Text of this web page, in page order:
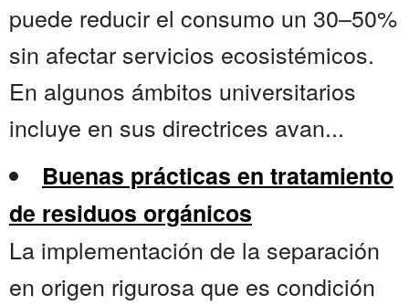
puede reducir el consumo un 30–50%
sin afectar servicios ecosistémicos.
En algunos ámbitos universitarios
incluye en sus directrices avan...
Buenas prácticas en tratamiento
de residuos orgánicos
La implementación de la separación
en origen rigurosa que es condición